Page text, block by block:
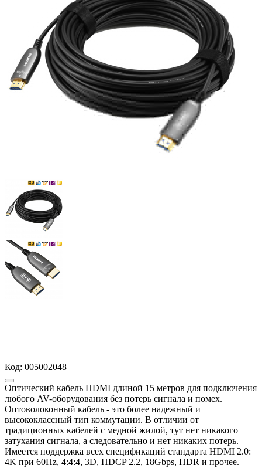
Код: 005002048
Оптический кабель HDMI длиной 15 метров для подключения
любого AV-оборудования без потерь сигнала и помех.
Оптоволоконный кабель - это более надежный и
высококлассный тип коммутации. В отличии от
традиционных кабелей с медной жилой, тут нет никакого
затухания сигнала, а следовательно и нет никаких потерь.
Имеется поддержка всех спецификаций стандарта HDMI 2.0:
4K при 60Hz, 4:4:4, 3D, HDCP 2.2, 18Gbps, HDR и прочее.